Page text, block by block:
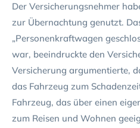
Der Versicherungsnehmer
zur Übernachtung genutzt.
„Personenkraftwagen
war, beeindruckte den
Versicherung argumentierte,
das Fahrzeug zum
Fahrzeug, das über einen
zum Reisen und Wohnen